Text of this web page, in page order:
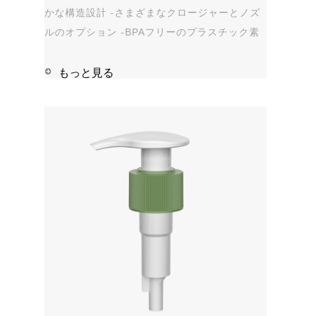
かな構造設計 -さまざまなクロージャーとノズ
ルのオプション -BPAフリーのプラスチック素
石鹸、シャンプー、シャワージェル -パーソナ
もっと見る